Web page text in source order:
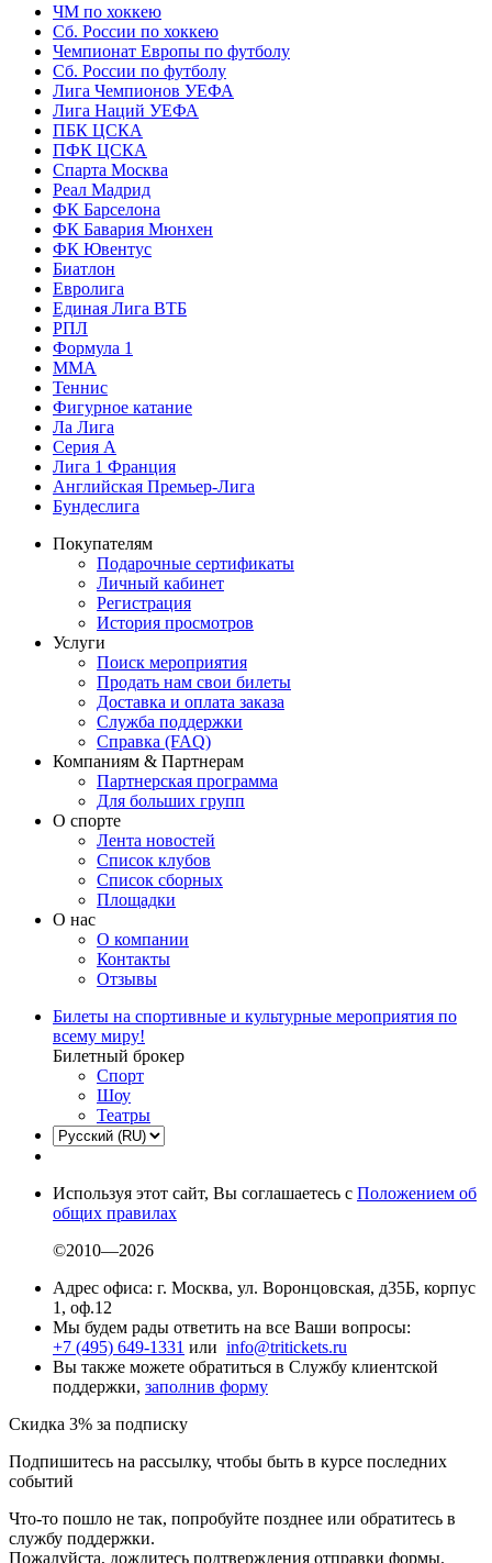
ЧМ по хоккею
Сб. России по хоккею
Чемпионат Европы по футболу
Сб. России по футболу
Лига Чемпионов УЕФА
Лига Наций УЕФА
ПБК ЦСКА
ПФК ЦСКА
Спарта Москва
Реал Мадрид
ФК Барселона
ФК Бавария Мюнхен
ФК Ювентус
Биатлон
Евролига
Единая Лига ВТБ
РПЛ
Формула 1
MMA
Теннис
Фигурное катание
Ла Лига
Серия А
Лига 1 Франция
Английская Премьер-Лига
Бундеслига
Покупателям
Подарочные сертификаты
Личный кабинет
Регистрация
История просмотров
Услуги
Поиск мероприятия
Продать нам свои билеты
Доставка и оплата заказа
Служба поддержки
Справка (FAQ)
Компаниям & Партнерам
Партнерская программа
Для больших групп
О спорте
Лента новостей
Список клубов
Список сборных
Площадки
О нас
О компании
Контакты
Отзывы
Билеты на спортивные и культурные мероприятия по
всему миру!
Билетный брокер
Спорт
Шоу
Театры
Используя этот сайт, Вы соглашаетесь с Положением об
общих правилах
©2010—2026
Адрес офиса: г. Москва, ул. Воронцовская, д35Б, корпус
1, оф.12
Мы будем рады ответить на все Ваши вопросы:
+7 (495) 649-1331 или info@tritickets.ru
Вы также можете обратиться в Службу клиентской
поддержки, заполнив форму
Скидка 3% за подписку
Подпишитесь на рассылку, чтобы быть в курсе последних
событий
Что-то пошло не так, попробуйте позднее или обратитесь в
службу поддержки.
Пожалуйста, дождитесь подтверждения отправки формы.